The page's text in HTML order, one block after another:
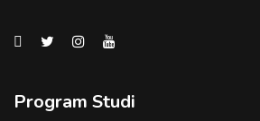
Program Studi